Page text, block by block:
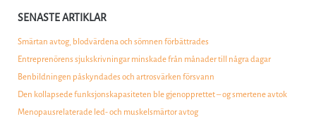
SENASTE ARTIKLAR
Smärtan avtog, blodvärdena och sömnen förbättrades
Entreprenörens sjukskrivningar minskade från månader till några dagar
Benbildningen påskyndades och artrosvärken försvann
Den kollapsede funksjonskapasiteten ble gjenopprettet – og smertene avtok
Menopausrelaterade led- och muskelsmärtor avtog